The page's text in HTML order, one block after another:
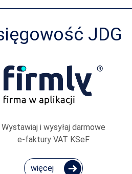
JDG
Wystawiaj i wysyłaj darmowe
e‑faktury VAT KSeF
więcej